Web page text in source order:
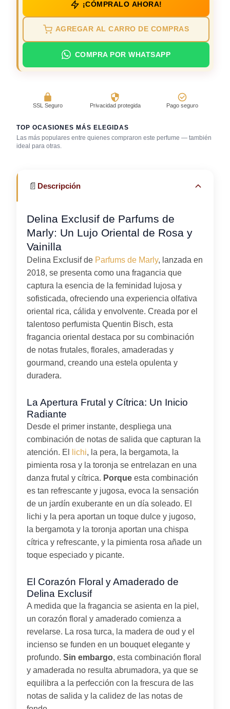
¡CÓMPRALO AHORA!
AGREGAR AL CARRO DE COMPRAS
COMPRA POR WHATSAPP
SSL Seguro Privacidad protegida Pago seguro
TOP OCASIONES MÁS ELEGIDAS
Las más populares entre quienes compraron este perfume — también
ideal para otras.
Boda (invitado)
📄 Descripción
Delina Exclusif de Parfums de
Marly: Un Lujo Oriental de Rosa y
Vainilla
Delina Exclusif de Parfums de Marly, lanzada en
2018, se presenta como una fragancia que
captura la esencia de la feminidad lujosa y
sofisticada, ofreciendo una experiencia olfativa
oriental rica, cálida y envolvente. Creada por el
talentoso perfumista Quentin Bisch, esta
fragancia oriental destaca por su combinación
de notas frutales, florales, amaderadas y
gourmand, creando una estela opulenta y
duradera.
La Apertura Frutal y Cítrica: Un Inicio
Radiante
Desde el primer instante, despliega una
combinación de notas de salida que capturan la
atención. El
lichi, la pera, la bergamota, la
pimienta rosa y la toronja se entrelazan en una
danza frutal y cítrica. Porque esta combinación
es tan refrescante y jugosa, evoca la sensación
de un jardín exuberante en un día soleado. El
lichi y la pera aportan un toque dulce y jugoso,
la bergamota y la toronja aportan una chispa
cítrica y refrescante, y la pimienta rosa añade un
toque especiado y picante.
El Corazón Floral y Amaderado de
Delina Exclusif
A medida que la fragancia se asienta en la piel,
un corazón floral y amaderado comienza a
revelarse. La rosa turca, la madera de oud y el
incienso se funden en un bouquet elegante y
profundo. Sin embargo, esta combinación floral
y amaderada no resulta abrumadora, ya que se
equilibra a la perfección con la frescura de las
notas de salida y la calidez de las notas de